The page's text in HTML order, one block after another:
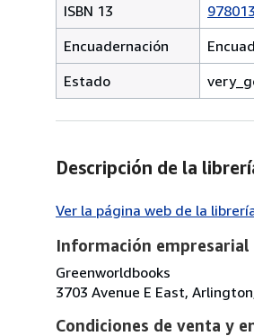
ISBN 13
Encuadernación
Estado
Descripción de la
Ver la página web de la
Información empresarial
Greenworldbooks
3703 Avenue E East,
Condiciones de venta y